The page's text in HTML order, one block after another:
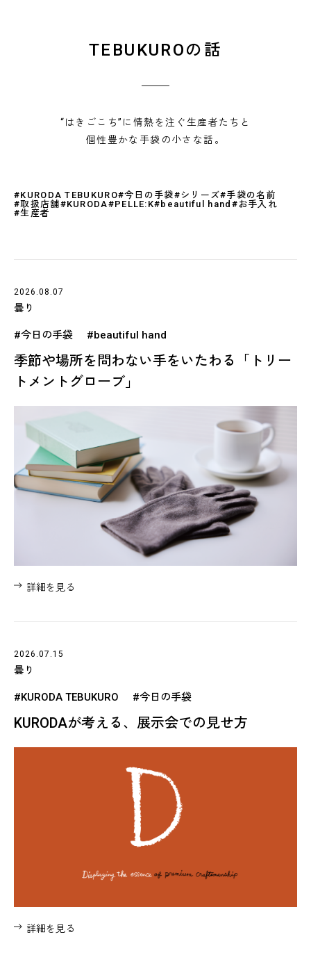
TEBUKUROの話
“はきごこち”に情熱を注ぐ生産者たちと
個性豊かな手袋の小さな話。
#KURODA TEBUKURO#今日の手袋#シリーズ#手袋の名前
#取扱店舗#KURODA#PELLE:K#beautiful hand #お手入れ
#生産者
2026.08.07
曇り
#今日の手袋 #beautiful hand
季節や場所を問わない手をいたわる「トリー
トメントグローブ」
詳細を見る
2026.07.15
曇り
#KURODA TEBUKURO #今日の手袋
KURODAが考える、展示会での見せ方
詳細を見る